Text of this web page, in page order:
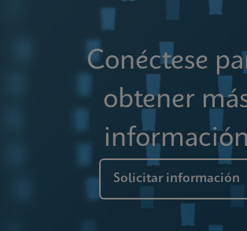
Conéctese
obtener
información
Solicitar información